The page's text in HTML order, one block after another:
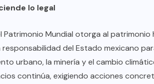
lo legal
Patrimonio Mundial otorga al
del Estado mexicano
urbano, la minería y el cambio
continúa, exigiendo acciones